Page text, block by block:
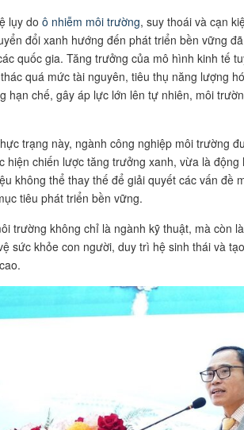
lụy do ô nhiễm môi trường, suy thoái và cạn
đổi xanh hướng đến phát triển bền vững
quốc gia. Tăng trưởng của mô hình kinh tế
quá mức tài nguyên, tiêu thụ năng lượng
hạn chế, gây áp lực lớn lên tự nhiên, môi
trạng này, ngành công nghiệp môi trường
hiện chiến lược tăng trưởng xanh, vừa là
không thể thay thế để giải quyết các vấn đề
tiêu phát triển bền vững.
trường không chỉ là ngành kỹ thuật, mà còn
sức khỏe con người, duy trì hệ sinh thái và